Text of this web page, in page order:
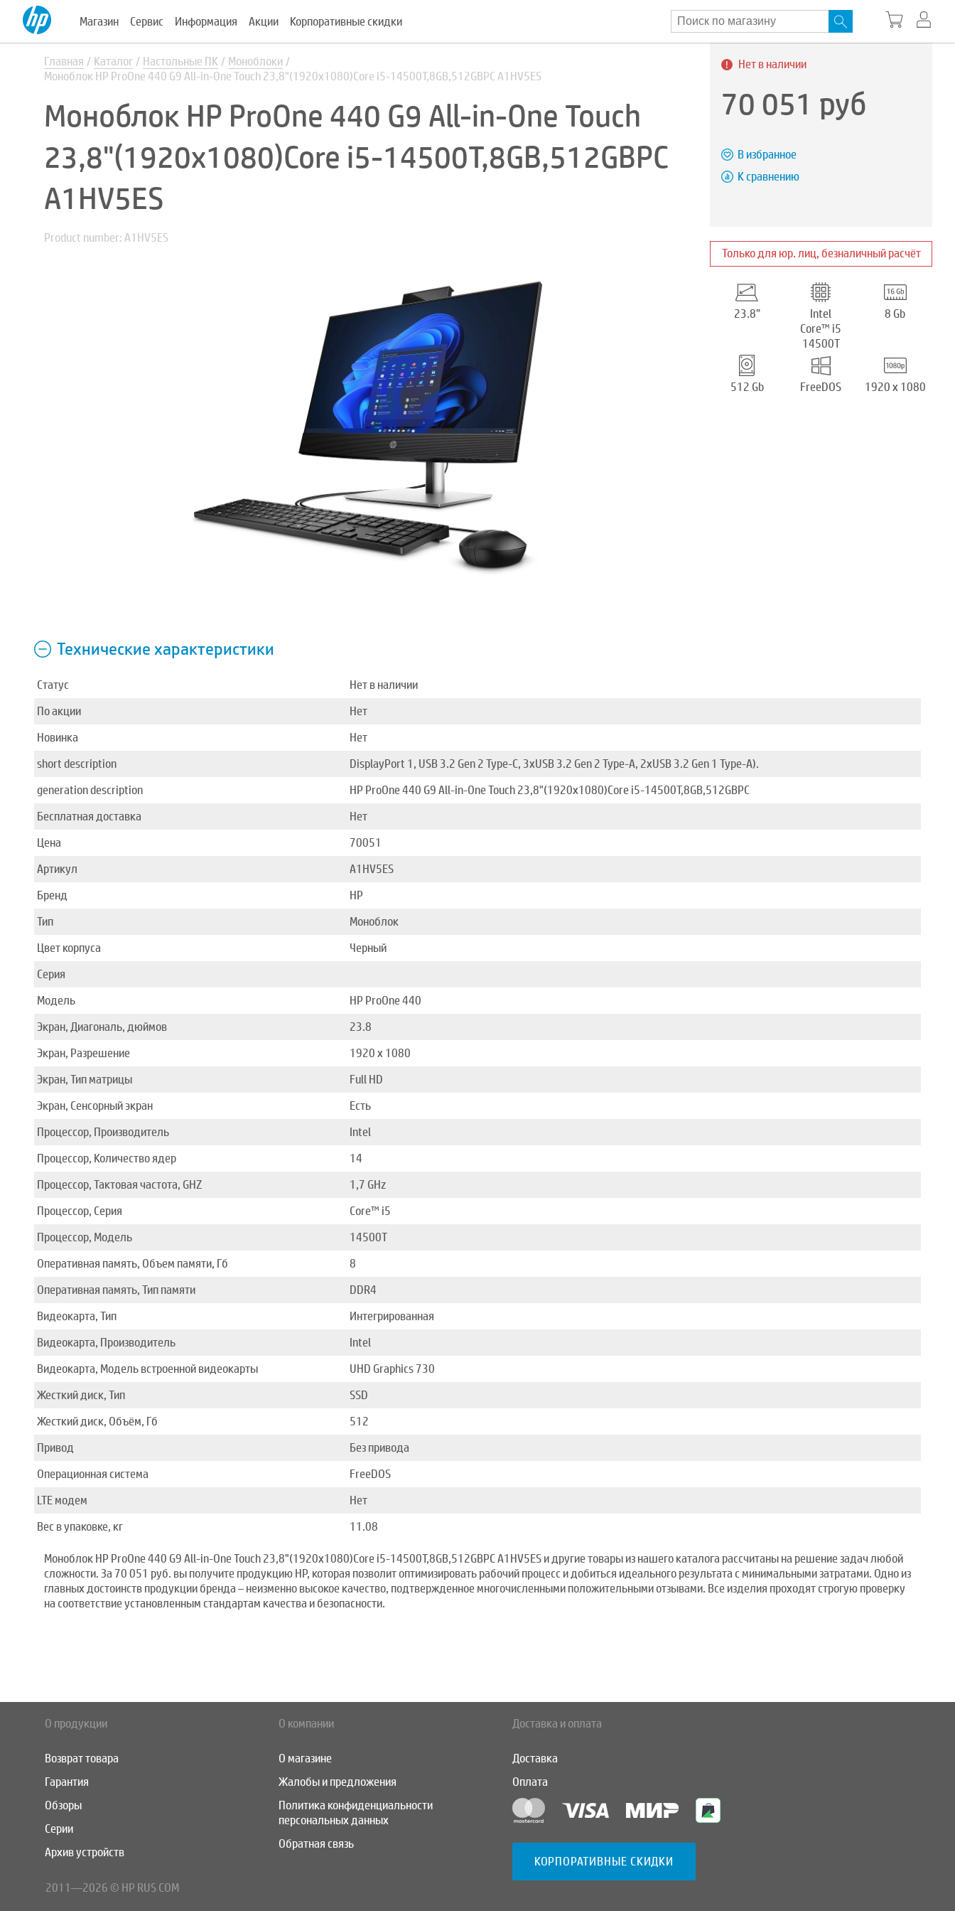
Магазин Сервис Информация Акции Корпоративные скидки
Главная Каталог Настольные ПК
Моноблоки
Моноблок HP ProOne 440 G9 All-in-One Touch 23,8"(1920x1080)Core i5-14500T,8GB,512GBPC A1HV5ES
Моноблок HP ProOne 440 G9 All-in-One Touch
23,8"(1920x1080)Core i5-14500T,8GB,512GBPC
A1HV5ES
Product number: A1HV5ES
Нет в наличии
70 051 руб
В избранное
К сравнению
Только для юр. лиц, безналичный расчёт
23.8”
Intel
Core™ i5
14500T
8 Gb
512 Gb FreeDOS 1920 x 1080
Технические характеристики
Статус
Нет в наличии
По акции
Нет
Новинка
Нет
short description
DisplayPort 1, USB 3.2 Gen 2 Type-C, 3хUSB 3.2 Gen 2 Type-A, 2хUSB 3.2 Gen 1 Type-A).
generation description
HP ProOne 440 G9 All-in-One Touch 23,8"(1920x1080)Core i5-14500T,8GB,512GBPC
Бесплатная доставка
Нет
Цена
70051
Артикул
A1HV5ES
Бренд
HP
Тип
Моноблок
Цвет корпуса
Черный
Серия
Модель
HP ProOne 440
Экран, Диагональ, дюймов
23.8
Экран, Разрешение
1920 x 1080
Экран, Тип матрицы
Full HD
Экран, Сенсорный экран
Есть
Процессор, Производитель
Intel
Процессор, Количество ядер
14
Процессор, Тактовая частота, GHZ
1,7 GHz
Процессор, Серия
Core™ i5
Процессор, Модель
14500T
Оперативная память, Объем памяти, Гб
8
Оперативная память, Тип памяти
DDR4
Видеокарта, Тип
Интегрированная
Видеокарта, Производитель
Intel
Видеокарта, Модель встроенной видеокарты
UHD Graphics 730
Жесткий диск, Тип
SSD
Жесткий диск, Объём, Гб
512
Привод
Без привода
Операционная система
FreeDOS
LTE модем
Нет
Вес в упаковке, кг
11.08
Моноблок HP ProOne 440 G9 All-in-One Touch 23,8"(1920x1080)Core i5-14500T,8GB,512GBPC A1HV5ES и другие товары из нашего каталога рассчитаны на решение задач любой
сложности. За 70 051 руб. вы получите продукцию HP, которая позволит оптимизировать рабочий процесс и добиться идеального результата с минимальными затратами. Одно из
главных достоинств продукции бренда – неизменно высокое качество, подтвержденное многочисленными положительными отзывами. Все изделия проходят строгую проверку
на соответствие установленным стандартам качества и безопасности.
О продукции
Возврат товара
Гарантия
Обзоры
Серии
Архив устройств
О компании
О магазине
Жалобы и предложения
Политика конфиденциальности
персональных данных
Обратная связь
Доставка и оплата
Доставка
Оплата
КОРПОРАТИВНЫЕ СКИДКИ
2011—2026 © HP RUS COM